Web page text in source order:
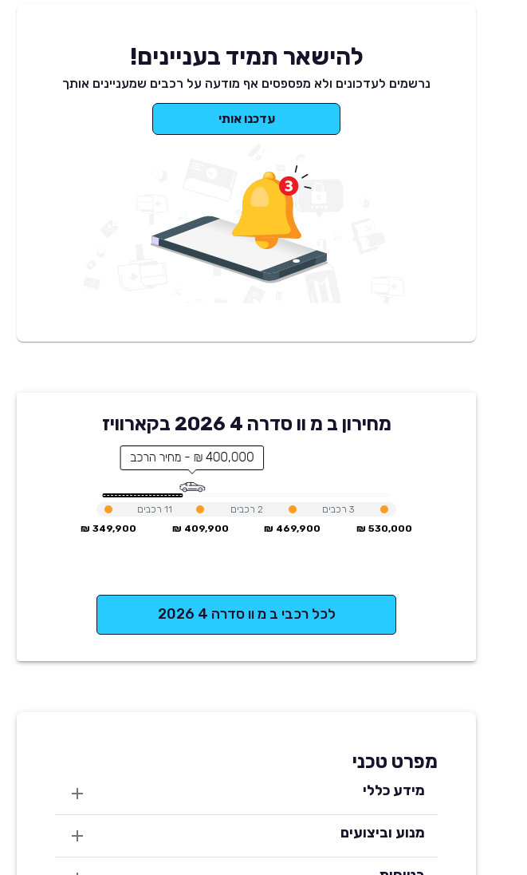
להישאר תמיד בעניינים!
נרשמים לעדכונים ולא מפספסים אף מודעה על רכבים שמעניינים אותך
עדכנו אותי
מחירון ב מ וו סדרה 4 2026 בקארוויז
400,000 ₪ - מחיר הרכב
349,900 ₪
11 רכבים
409,900 ₪
2 רכבים
469,900 ₪
3רכבים
530,000 ₪
לכל רכבי ב מ וו סדרה 4 2026
מפרט טכני
מידע כללי
מנוע וביצועים